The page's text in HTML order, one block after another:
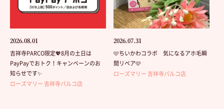
2026.08.01
吉祥寺PARCO限定💖8月の土日は
PayPayでおトク！キャンペーンのお
知らせです✨
ローズマリー 吉祥寺パルコ店
2026.07.31
🩷ちいかわコラボ 気になるアホ毛瞬
間リペア🩷
ローズマリー 吉祥寺パルコ店